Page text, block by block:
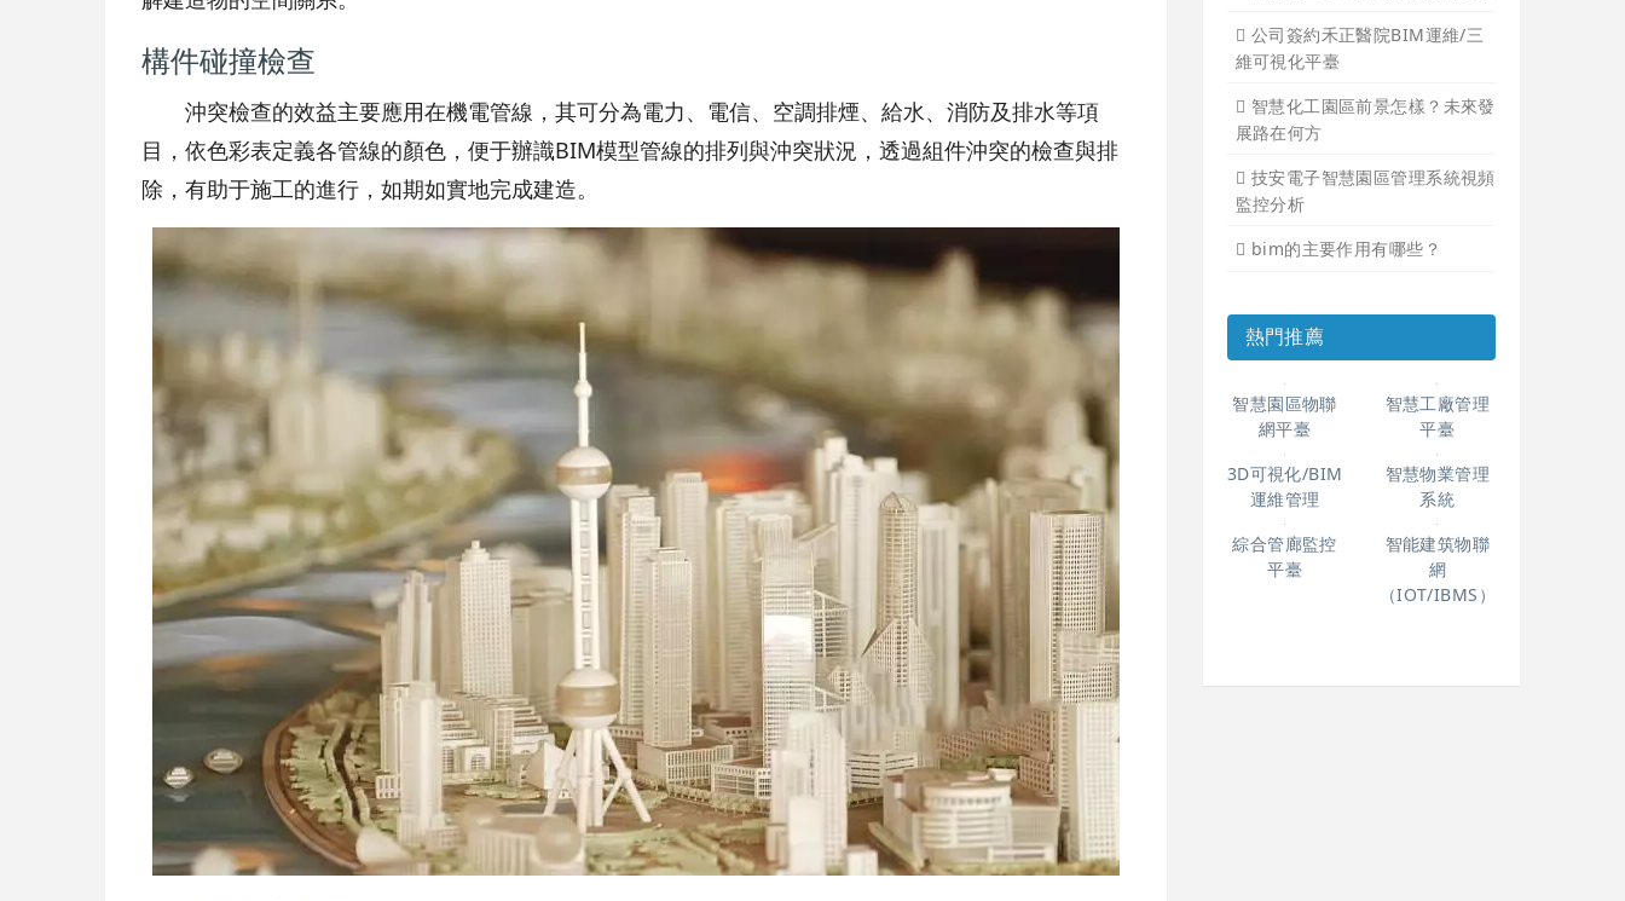
構件碰撞檢查
沖突檢查的效益主要應用在機電管線，其可分為電力、電信、空調排煙、給水、消防及排水等項
目，依色彩表定義各管線的顏色，便于辦識BIM模型管線的排列與沖突狀況，透過組件沖突的檢查與排
除，有助于施工的進行，如期如實地完成建造。
公司簽約禾正醫院BIM運維/三
維可視化平臺
智慧化工園區前景怎樣？未來發
展路在何方
技安電子智慧園區管理系統視頻
監控分析
bim的主要作用有哪些？
熱門推薦
智慧園區物聯
網平臺
智慧工廠管理
平臺
3D可視化/BIM
運維管理
智慧物業管理
系統
綜合管廊監控
平臺
智能建筑物聯
網
（IOT/IBMS）